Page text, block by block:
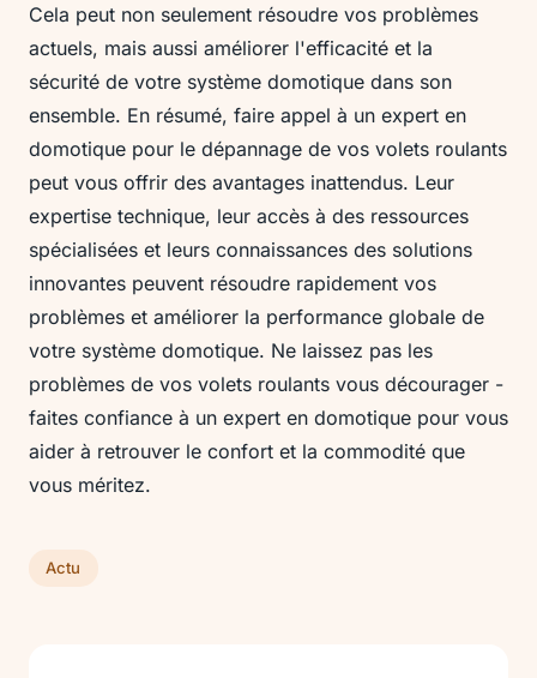
Cela peut non seulement résoudre vos problèmes
actuels, mais aussi améliorer l'efficacité et la
sécurité de votre système domotique dans son
ensemble. En résumé, faire appel à un expert en
domotique pour le dépannage de vos volets roulants
peut vous offrir des avantages inattendus. Leur
expertise technique, leur accès à des ressources
spécialisées et leurs connaissances des solutions
innovantes peuvent résoudre rapidement vos
problèmes et améliorer la performance globale de
votre système domotique. Ne laissez pas les
problèmes de vos volets roulants vous décourager -
faites confiance à un expert en domotique pour vous
aider à retrouver le confort et la commodité que
vous méritez.
Actu